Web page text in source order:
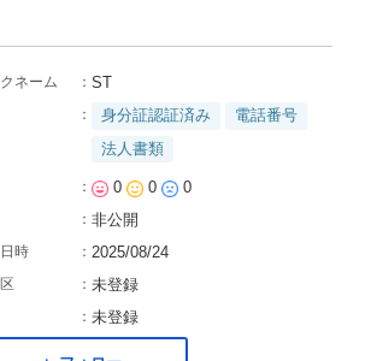
ネーム ： ST
： 身分証認証済み
電話番号
法人書類
： 0 0 0
： 非公開
時 ： 2025/08/24
： 未登録
： 未登録